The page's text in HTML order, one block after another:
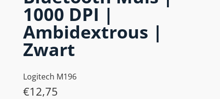
1000 DPI |
Ambidextrous |
Zwart
Logitech M196
€12,75